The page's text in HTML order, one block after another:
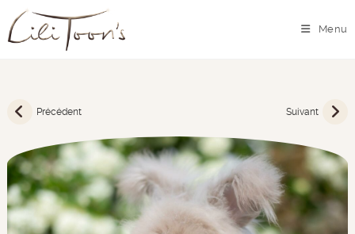
Menu
Précédent Suivant